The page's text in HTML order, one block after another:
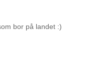
bor på landet :)